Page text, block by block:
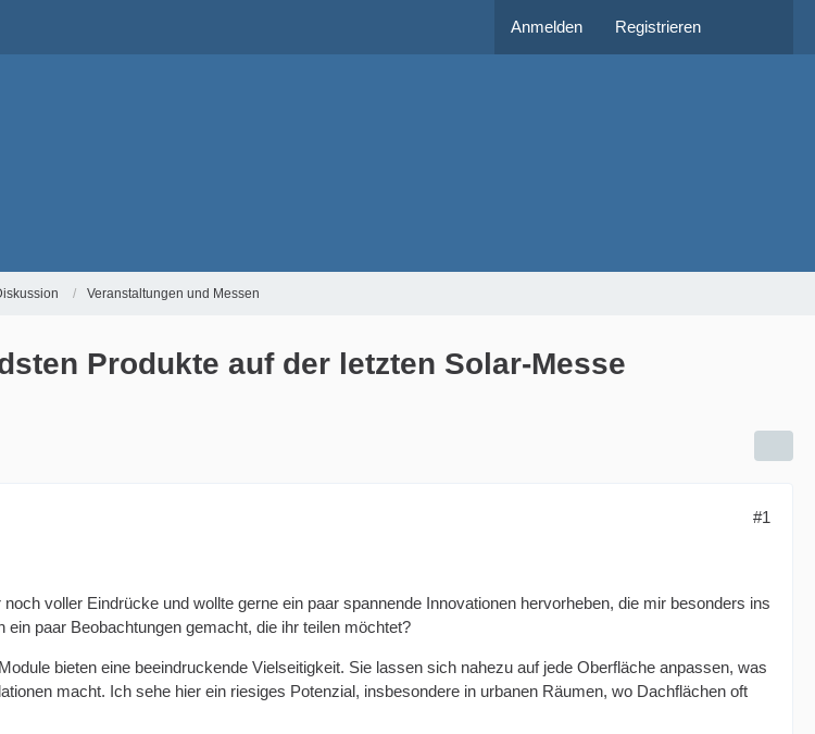
Anmelden Registrieren
Veranstaltungen und Messen
Produkte auf der letzten Solar-Messe
#1
voller Eindrücke und wollte gerne ein paar spannende Innovationen hervorheben, die mir besonders ins
ein paar Beobachtungen gemacht, die ihr teilen möchtet?
bieten eine beeindruckende Vielseitigkeit. Sie lassen sich nahezu auf jede Oberfläche anpassen, was
macht. Ich sehe hier ein riesiges Potenzial, insbesondere in urbanen Räumen, wo Dachflächen oft